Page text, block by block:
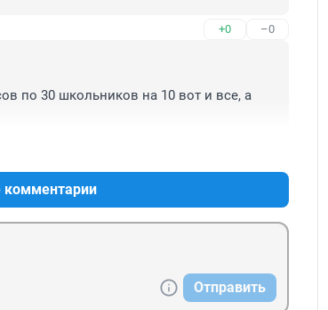
+0 –0
по 30 школьников на 10 вот и все, а
комментарии
Отправить